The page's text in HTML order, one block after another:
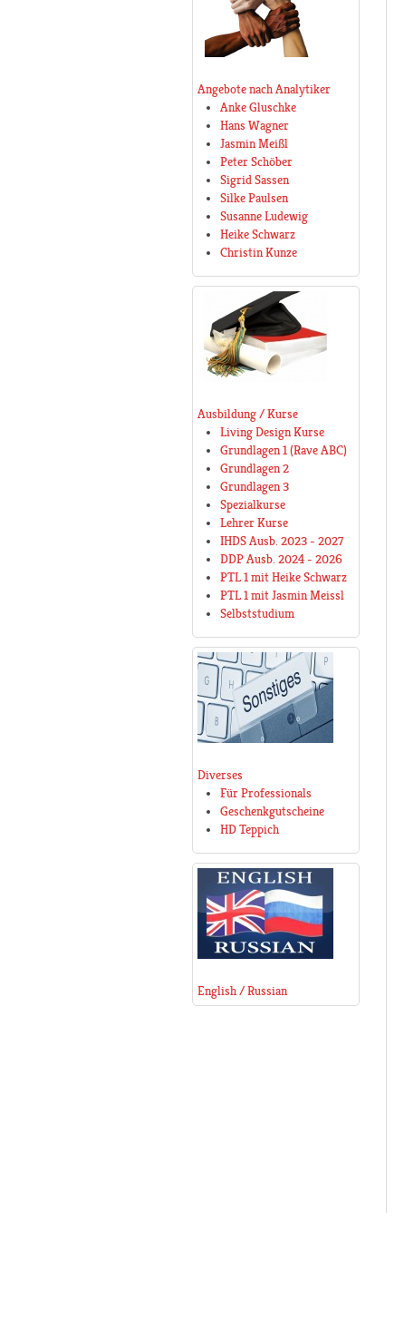
Angebote nach Analytiker
Anke Gluschke
Hans Wagner
Jasmin Meißl
Peter Schöber
Sigrid Sassen
Silke Paulsen
Susanne Ludewig
Heike Schwarz
Christin Kunze
Ausbildung / Kurse
Living Design Kurse
Grundlagen 1 (Rave ABC)
Grundlagen 2
Grundlagen 3
Spezialkurse
Lehrer Kurse
IHDS Ausb. 2023 - 2027
DDP Ausb. 2024 - 2026
PTL 1 mit Heike Schwarz
PTL 1 mit Jasmin Meissl
Selbststudium
Diverses
Für Professionals
Geschenkgutscheine
HD Teppich
English / Russian